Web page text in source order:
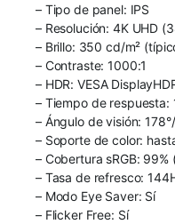
– Tipo de panel: IPS
– Resolución: 4K UHD
– Brillo: 350 cd/m²
– Contraste: 1000:1
– HDR: VESA
– Tiempo de respuesta:
– Ángulo de visión:
– Soporte de color:
– Cobertura sRGB: 99%
– Tasa de refresco:
– Modo Eye Saver: Sí
– Flicker Free: Sí